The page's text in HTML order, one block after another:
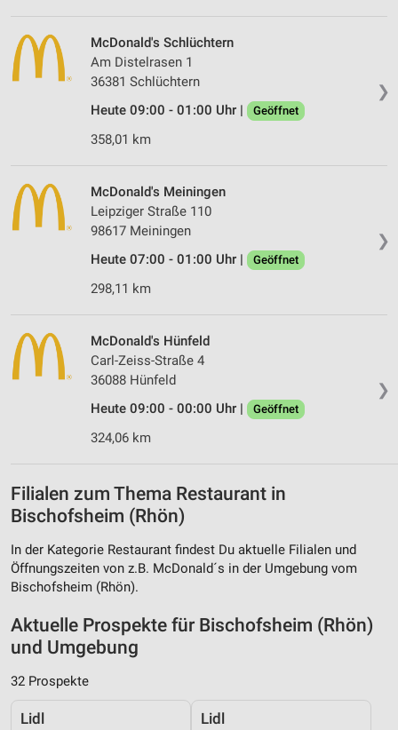
❯
McDonald's Schlüchtern
Am Distelrasen 1
36381 Schlüchtern
Heute 09:00 - 01:00 Uhr |
Geöffnet
358,01 km
❯
McDonald's Meiningen
Leipziger Straße 110
98617 Meiningen
Heute 07:00 - 01:00 Uhr |
Geöffnet
298,11 km
❯
McDonald's Hünfeld
Carl-Zeiss-Straße 4
36088 Hünfeld
Heute 09:00 - 00:00 Uhr |
Geöffnet
324,06 km
Filialen zum Thema Restaurant in
Bischofsheim (Rhön)
In der Kategorie Restaurant findest Du aktuelle Filialen und
Öffnungszeiten von z.B. McDonald´s in der Umgebung vom
Bischofsheim (Rhön).
Aktuelle Prospekte für Bischofsheim (Rhön)
und Umgebung
32 Prospekte
Lidl Lidl